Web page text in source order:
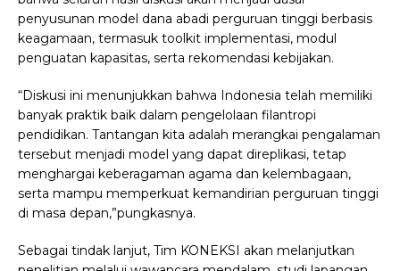
penyusunan model dana abadi perguruan tinggi berbasis
keagamaan, termasuk toolkit implementasi, modul
penguatan kapasitas, serta rekomendasi kebijakan.
“Diskusi ini menunjukkan bahwa Indonesia telah memiliki
banyak praktik baik dalam pengelolaan filantropi
pendidikan. Tantangan kita adalah merangkai pengalaman
tersebut menjadi model yang dapat direplikasi, tetap
menghargai keberagaman agama dan kelembagaan,
serta mampu memperkuat kemandirian perguruan tinggi
di masa depan,”pungkasnya.
Sebagai tindak lanjut, Tim KONEKSI akan melanjutkan